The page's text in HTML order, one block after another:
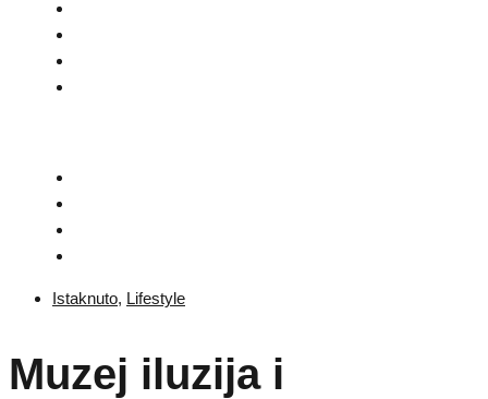
Istaknuto, Lifestyle
Muzej iluzija i